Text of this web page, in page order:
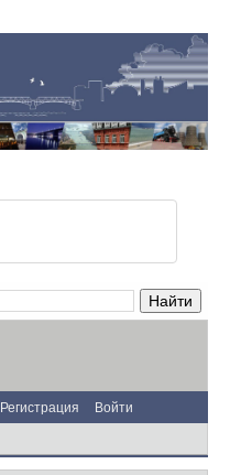
Регистрация Войти